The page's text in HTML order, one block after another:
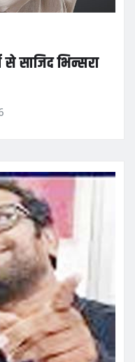
साजिद भिन्सरा